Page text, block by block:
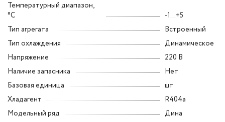
Температурный диапазон,
°C
-1...+5
Тип агрегата
Встроенный
Тип охлаждения
Динамическое
Напряжение
220 В
Наличие запасника
Нет
Базовая единица
шт
Хладагент
R404a
Модельный ряд
Дина